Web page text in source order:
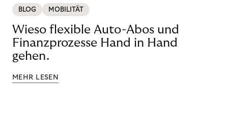
BLOG MOBILITÄT
Wieso flexible Auto-Abos und
Finanzprozesse Hand in Hand
gehen.
MEHR LESEN